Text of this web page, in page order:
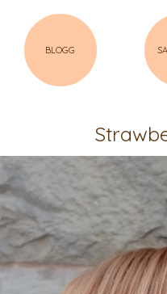
BLOGG